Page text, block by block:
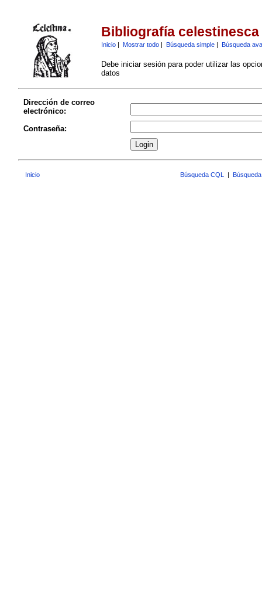
Bibliografía celestinesca
Inicio| Mostrar todo| Búsqueda simple| Búsqueda
Debe iniciar sesión para poder utilizar las
datos
Dirección de correo
electrónico:
Contraseña:
Inicio Búsqueda CQL |